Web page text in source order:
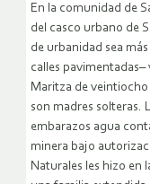
En la comunidad de
del casco urbano de
de urbanidad sea
calles
Maritza de veintiocho
son madres solteras.
embarazos agua
minera bajo
Naturales les hizo en